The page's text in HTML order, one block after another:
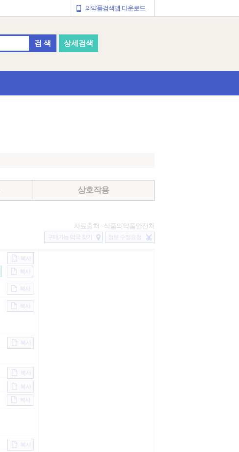
의약품검색앱 다운로드
검 색 상세검색
상호작용
자료출처 : 식품의약품안전처
정보 수정요청
구매가능 약국 찾기
복사
복사
복사
복사
복사
복사
복사
복사
복사